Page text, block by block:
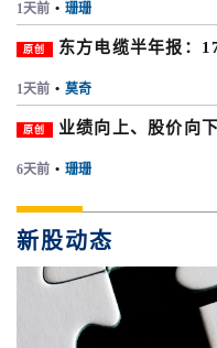
1天前 • 珊珊
原创 东方电缆半年报：
1天前 • 莫奇
原创 业绩向上、股价向
6天前 • 珊珊
新股动态